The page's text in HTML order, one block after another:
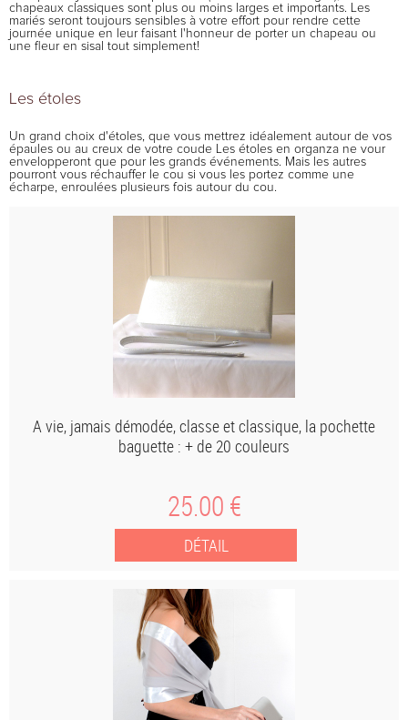
chapeaux classiques sont plus ou moins larges et importants. Les
mariés seront toujours sensibles à votre effort pour rendre cette
journée unique en leur faisant l'honneur de porter un chapeau ou
une fleur en sisal tout simplement!
Les étoles
Un grand choix d'étoles, que vous mettrez idéalement autour de vos
épaules ou au creux de votre coude Les étoles en organza ne vour
envelopperont que pour les grands événements. Mais les autres
pourront vous réchauffer le cou si vous les portez comme une
écharpe, enroulées plusieurs fois autour du cou.
A vie, jamais démodée, classe et classique, la pochette
baguette : + de 20 couleurs
25.00 €